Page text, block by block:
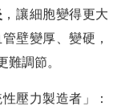
，讓細胞變得更大
管壁變厚、變硬，
難調節。
壓力製造者」：